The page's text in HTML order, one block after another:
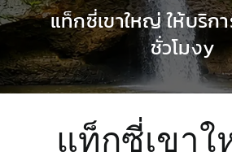
แท็กซี่เขาใหญ่ ให้บริก
ชั่วโมงy
แท็กซี่เขา